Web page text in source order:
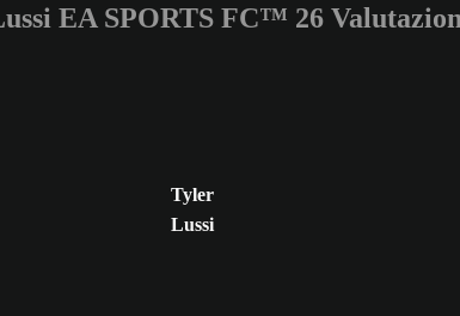
Inserisci un minimo di 3 caratteri o numeri.
EA SPORTS FC™ 26
Tyler
Lussi